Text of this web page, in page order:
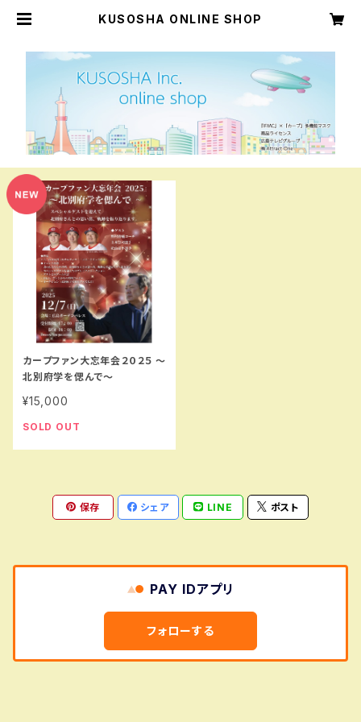
KUSOSHA ONLINE SHOP
カープファン大忘年会２０２５ ～
北別府学を偲んで～
¥15,000
SOLD OUT
保存 シェア LINE ポスト
PAY IDアプリ
フォローする